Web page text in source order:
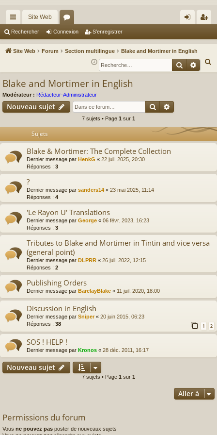
cc
ès
Site Web
or
u ne
xi
nr
eg
Rechercher Connexion S’enregistrer
Site Web Forum Section multilingue
Blake and Mortimer in English
e
Blake and Mortimer in English
Modérateur : Rédacteur-Administrateur
Nouveau sujet Rechercher
7 sujets • Page 1 sur 1
Sujets
Blake & Mortimer: The Complete Collection
Dernier message par HenkG « 22 juil. 2025, 20:30
Réponses : 3
?
Dernier message par sanders14 « 23 mai 2025, 11:14
Réponses : 4
'Le Rayon U' Translations
Dernier message par George « 06 févr. 2023, 16:23
Réponses : 3
Tributes to Blake and Mortimer in Tintin and vice versa
(general point)
Dernier message par DLPRR « 26 juil. 2022, 12:15
Réponses : 2
Publishing Orders
Dernier message par BarclayBlake « 11 juil. 2020, 18:00
Discussion in English
Dernier message par Sniper« 20 juin 2015, 06:23
Réponses : 38 1 2
SOS ! HELP !
Dernier message par Kronos « 28 déc. 2011, 16:17
Nouveau sujet
7 sujets • Page 1 sur 1
Aller à
Permissions du forum
Vous ne pouvez pas poster de nouveaux sujets